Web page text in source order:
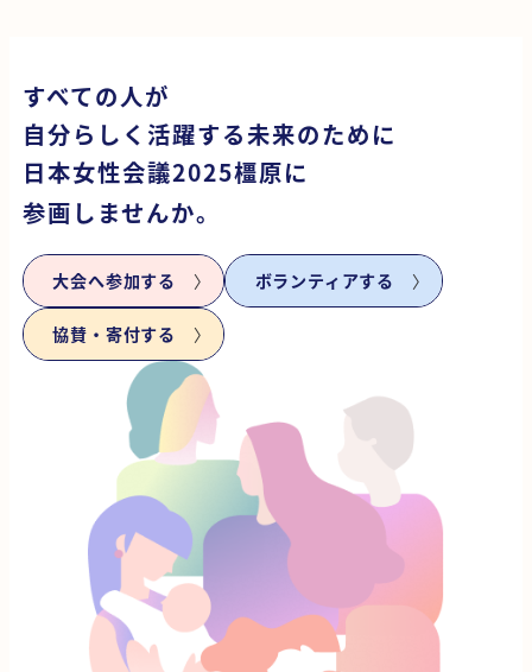
すべての人が
自分らしく活躍する未来のために
日本女性会議2025橿原に
参画しませんか。
大会へ参加する ボランティアする
協賛・寄付する